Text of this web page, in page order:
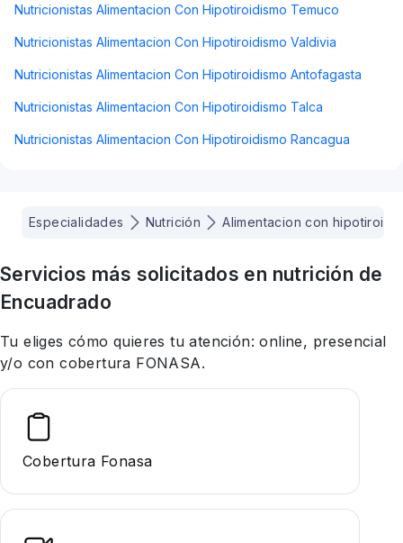
Nutricionistas Alimentacion Con Hipotiroidismo Temuco
Nutricionistas Alimentacion Con Hipotiroidismo Valdivia
Nutricionistas Alimentacion Con Hipotiroidismo Antofagasta
Nutricionistas Alimentacion Con Hipotiroidismo Talca
Nutricionistas Alimentacion Con Hipotiroidismo Rancagua
Especialidades Nutrición Alimentacion con
Servicios más solicitados en nutrición de
Encuadrado
Tu eliges cómo quieres tu atención: online, presencial
y/o con cobertura FONASA.
Cobertura Fonasa